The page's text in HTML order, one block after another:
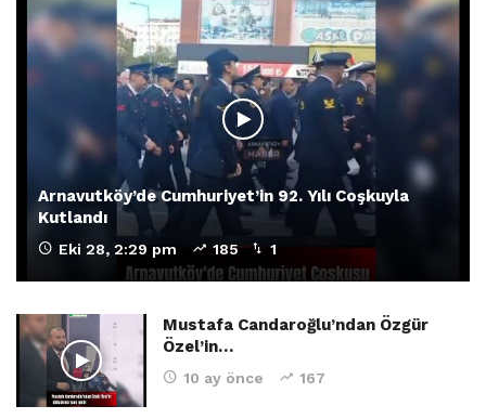
Arnavutköy’de Cumhuriyet’in 92. Yılı Coşkuyla
Kutlandı
Eki 28, 2:29 pm 185 1
Mustafa Candaroğlu’ndan Özgür
Özel’in…
10 ay önce 167